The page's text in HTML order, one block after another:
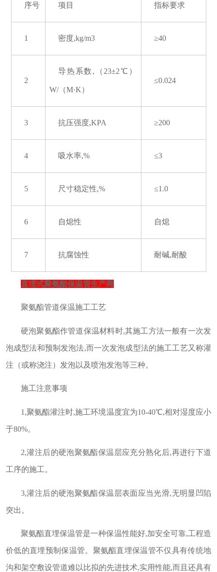
序号 项目 指标要求
1 密度,kg/m3 ≥40
2
导热系数,（23±2℃）
W/（M·K）
≤0.024
3 抗压强度,KPA ≥200
4 吸水率,% ≤3
5 尺寸稳定性,% ≤1.0
6 自熄性 自熄
7 抗腐蚀性 耐碱,耐酸
直埋式聚氨酯保温管生产商
聚氨酯管道保温施工工艺
硬泡聚氨酯作管道保温材料时,其施工方法一般有一次发
泡成型法和预制发泡法,而一次发泡成型法的施工工艺又称灌
注（或称浇注）发泡以及喷泡发泡等三种。
施工注意事项
1,聚氨酯灌注时,施工环境温度宜为10-40℃,相对湿度应小
于80%。
2,灌注后的硬泡聚氨酯保温层应充分熟化后,再进行下道
工序的施工。
3,灌注后的硬泡聚氨酯保温层表面应当光滑,无明显凹陷
突出。
聚氨酯直埋保温管是一种保温性能好,加安全可靠,工程造
价低的直埋预制保温管。聚氨酯直埋保温管不仅具有传统地
沟和架空敷设管道难以比拟的先进技术,实用性能,而且还具有